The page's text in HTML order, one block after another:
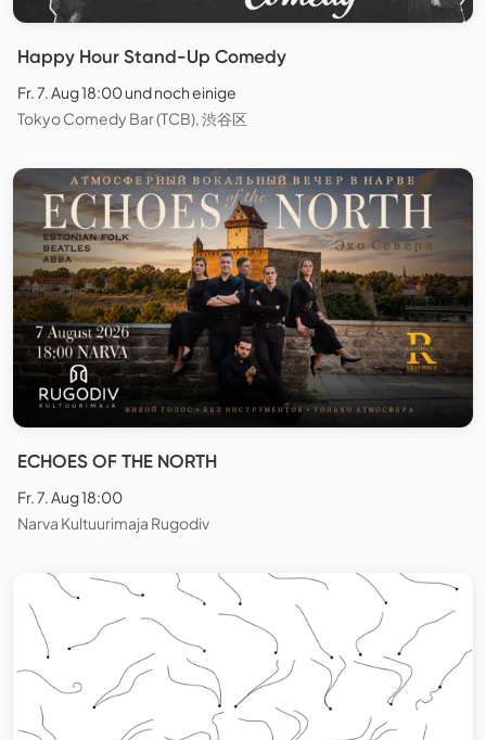
Happy Hour Stand-Up Comedy
Fr. 7. Aug 18:00 und noch einige
Tokyo Comedy Bar (TCB), 渋谷区
ECHOES OF THE NORTH
Fr. 7. Aug 18:00
Narva Kultuurimaja Rugodiv